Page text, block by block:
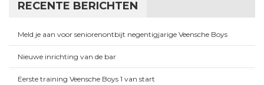
RECENTE BERICHTEN
Meld je aan voor seniorenontbijt negentigjarige Veensche Boys
Nieuwe inrichting van de bar
Eerste training Veensche Boys 1 van start